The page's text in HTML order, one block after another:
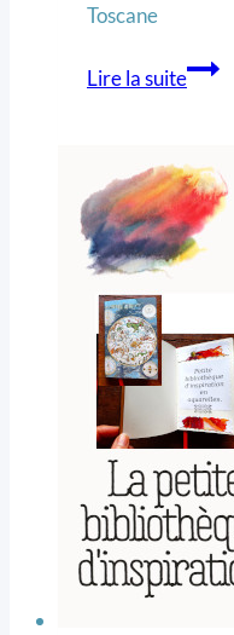
Toscane
Lire la suite